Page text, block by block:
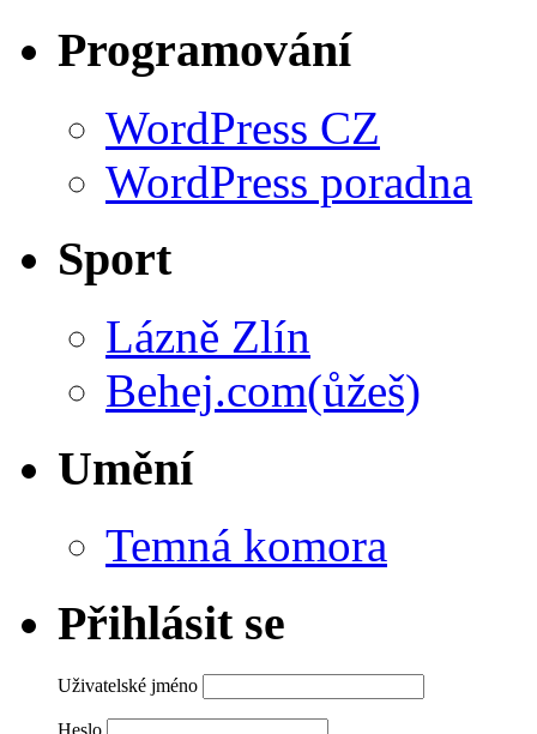
Programování
WordPress CZ
WordPress poradna
Sport
Lázně Zlín
Behej.com(ůžeš)
Umění
Temná komora
Přihlásit se
Uživatelské jméno
Heslo